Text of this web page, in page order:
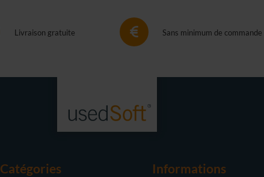
Livraison gratuite Sans minimum de commande
Catégories Informations